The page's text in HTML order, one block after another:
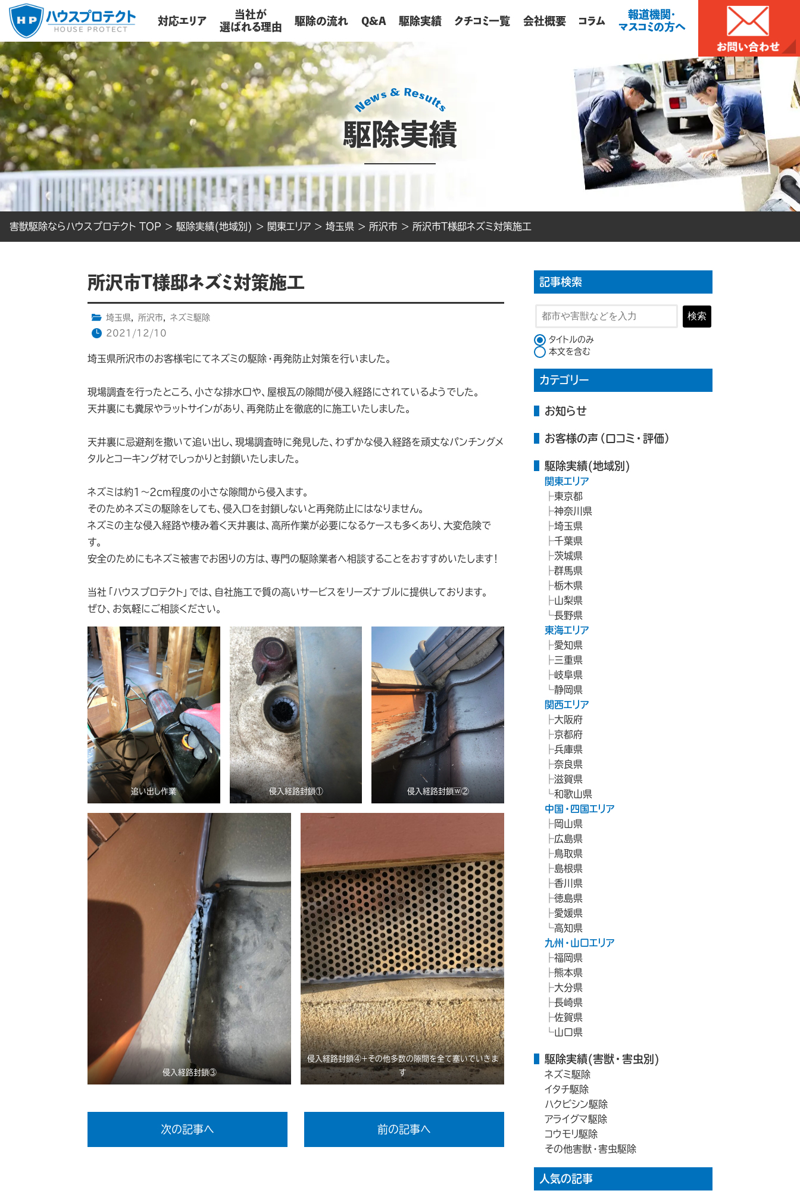
対応エリア
当社が
選ばれる理由
駆除の流れ Q&A 駆除実績 クチコミ一覧 会社概要 コラム
報道機関・
マスコミの方へ
駆除実績
害獣駆除ならハウスプロテクト TOP > 駆除実績(地域別) > 関東エリア > 埼玉県 > 所沢市 > 所沢市T様邸ネズミ対策施工
所沢市T様邸ネズミ対策施工
埼玉県, 所沢市,
ネズミ駆除
2021/12/10
埼玉県所沢市のお客様宅にてネズミの駆除・再発防止対策を行いました。
現場調査を行ったところ、小さな排水口や、屋根瓦の隙間が侵入経路にされているようでした。
天井裏にも糞尿やラットサインがあり、再発防止を徹底的に施工いたしました。
天井裏に忌避剤を撒いて追い出し、現場調査時に発見した、わずかな侵入経路を頑丈なパンチングメ
タルとコーキング材でしっかりと封鎖いたしました。
ネズミは約1～2cm程度の小さな隙間から侵入ます。
そのためネズミの駆除をしても、侵入口を封鎖しないと再発防止にはなりません。
ネズミの主な侵入経路や棲み着く天井裏は、高所作業が必要になるケースも多くあり、大変危険で
す。
安全のためにもネズミ被害でお困りの方は、専門の駆除業者へ相談することをおすすめいたします！
当社「ハウスプロテクト」では、自社施工で質の高いサービスをリーズナブルに提供しております。
ぜひ、お気軽にご相談ください。
追い出し作業 侵入経路封鎖① 侵入経路封鎖🅆②
侵入経路封鎖③
侵入経路封鎖④＋その他多数の隙間を全て塞いでいきま
す
次の記事へ 前の記事へ
記事検索
検索
検索対象
タイトルのみ
本文を含む
カテゴリー
お知らせ
お客様の声（口コミ・評価）
駆除実績(地域別)
関東エリア
東京都
神奈川県
埼玉県
千葉県
茨城県
群馬県
栃木県
山梨県
長野県
東海エリア
愛知県
三重県
岐阜県
静岡県
関西エリア
大阪府
京都府
兵庫県
奈良県
滋賀県
和歌山県
中国・四国エリア
岡山県
広島県
鳥取県
島根県
香川県
徳島県
愛媛県
高知県
九州・山口エリア
福岡県
熊本県
大分県
長崎県
佐賀県
山口県
駆除実績(害獣・害虫別)
ネズミ駆除
イタチ駆除
ハクビシン駆除
アライグマ駆除
コウモリ駆除
その他害獣・害虫駆除
人気の記事